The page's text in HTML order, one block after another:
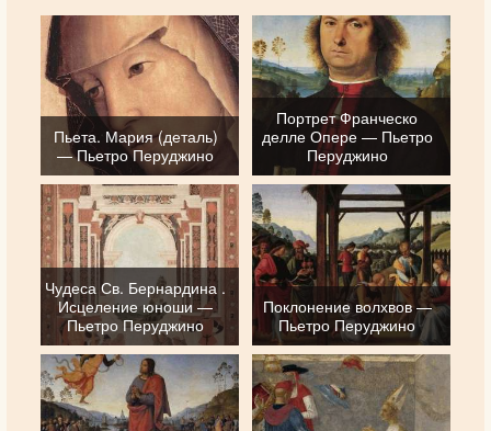
Пьета. Мария (деталь)
— Пьетро Перуджино
Портрет Франческо
делле Опере — Пьетро
Перуджино
Чудеса Св. Бернардина .
Исцеление юноши —
Пьетро Перуджино
Поклонение волхвов —
Пьетро Перуджино